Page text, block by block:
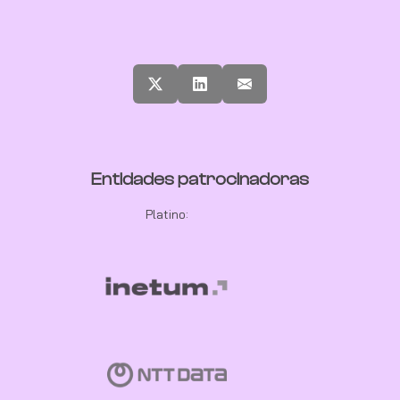
Entidades patrocinadoras
Platino: